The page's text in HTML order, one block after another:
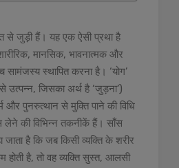
से जुड़ी हैं। यह एक ऐसी प्रथा है
मानसिक, भावनात्मक और
स्थापित करना है। ‘योग’
उत्पन्न, जिसका अर्थ है ‘जुड़ना’)
और पुनरुत्थान से मुक्ति पाने की विधि
लेने की विभिन्न तकनीकें हैं। साँस
है कि जब किसी व्यक्ति के शरीर
होती है, तो वह व्यक्ति सुस्त, आलसी